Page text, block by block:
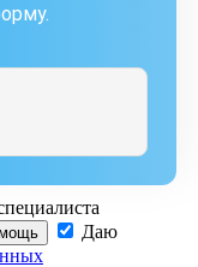
Даю